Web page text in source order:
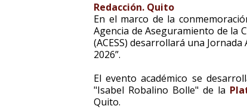
Redacción. Quito
En el marco de la
Agencia de Aseguramiento de la
(ACESS) desarrollará una Jornada
2026”.
El evento académico se
"Isabel Robalino Bolle" de la
Quito.